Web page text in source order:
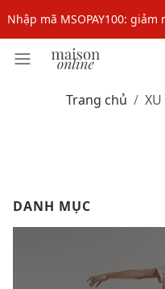
Nhập mã MSOPAY100:
Nhập mã: MSOXINCHAO -
Nhập mã: MSOXINCHAO -
Trang chủ
DANH MỤC